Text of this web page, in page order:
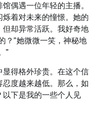
偶遇一位年轻的主播。
着对未来的憧憬。她的
却异常活跃。我好奇地
？”她微微一笑，神秘地
”
得格外珍贵。在这个信
度越来越低。那么，如
下是我的一些个人见